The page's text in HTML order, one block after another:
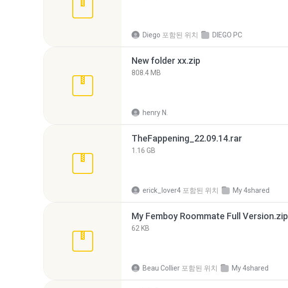
Diego 포함된 위치 DIEGO PC
New folder xx.zip
808.4 MB
henry N.
TheFappening_22.09.14.rar
1.16 GB
erick_lover4 포함된 위치 My 4shared
My Femboy Roommate Full Version.zip
62 KB
Beau Collier 포함된 위치 My 4shared